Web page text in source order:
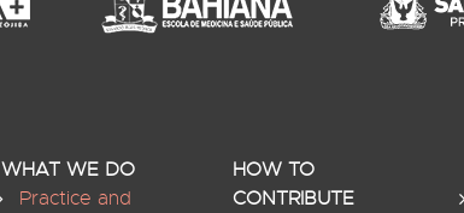
WHAT WE DO
Practice and
HOW TO
CONTRIBUTE